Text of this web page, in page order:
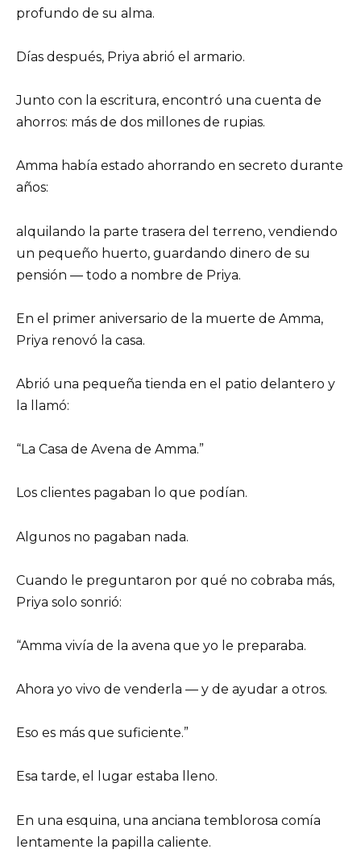
profundo de su alma.
Días después, Priya abrió el armario.
Junto con la escritura, encontró una cuenta de
ahorros: más de dos millones de rupias.
Amma había estado ahorrando en secreto durante
años:
alquilando la parte trasera del terreno, vendiendo
un pequeño huerto, guardando dinero de su
pensión — todo a nombre de Priya.
En el primer aniversario de la muerte de Amma,
Priya renovó la casa.
Abrió una pequeña tienda en el patio delantero y
la llamó:
“La Casa de Avena de Amma.”
Los clientes pagaban lo que podían.
Algunos no pagaban nada.
Cuando le preguntaron por qué no cobraba más,
Priya solo sonrió:
“Amma vivía de la avena que yo le preparaba.
Ahora yo vivo de venderla — y de ayudar a otros.
Eso es más que suficiente.”
Esa tarde, el lugar estaba lleno.
En una esquina, una anciana temblorosa comía
lentamente la papilla caliente.